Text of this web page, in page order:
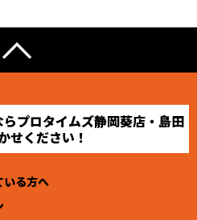
プロタイムズ静岡葵店・島田
せください！
いる方へ